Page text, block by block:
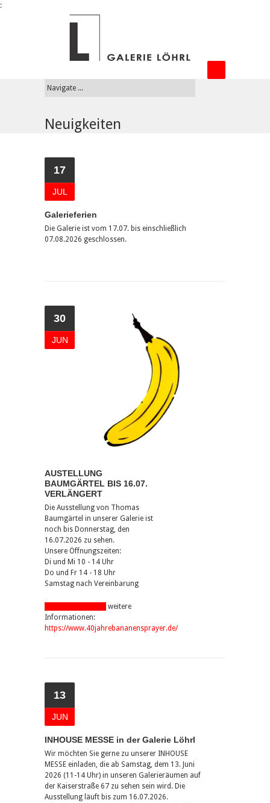
:
Neuigkeiten
17
JUL
Galerieferien
Die Galerie ist vom 17.07. bis einschließlich
07.08.2026 geschlossen.
30
JUN
AUSTELLUNG
BAUMGÄRTEL BIS 16.07.
VERLÄNGERT
Die Ausstellung von Thomas
Baumgärtel in unserer Galerie ist
noch bis Donnerstag, den
16.07.2026 zu sehen.
Unsere Öffnungszeiten:
Di und Mi 10 - 14 Uhr
Do und Fr 14 - 18 Uhr
Samstag nach Vereinbarung
weitere
Informationen:
https://www.40jahrebananensprayer.de/
13
JUN
INHOUSE MESSE in der Galerie Löhrl
Wir möchten Sie gerne zu unserer INHOUSE
MESSE einladen, die ab Samstag, dem 13. Juni
2026 (11-14 Uhr) in unseren Galerieräumen auf
der Kaiserstraße 67 zu sehen sein wird. Die
Ausstellung läuft bis zum 16.07.2026.